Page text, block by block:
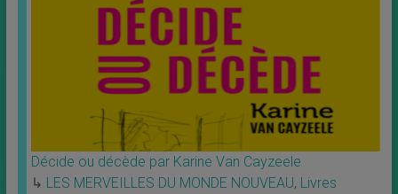
Décide ou décède par Karine Van Cayzeele
↳ LES MERVEILLES DU MONDE NOUVEAU, Livres